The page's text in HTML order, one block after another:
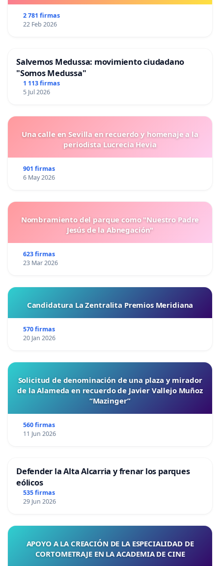
2 781 firmas
22 Feb 2026
Salvemos Medussa: movimiento ciudadano
"Somos Medussa"
1 113 firmas
5 Jul 2026
Una calle en Sevilla en recuerdo y homenaje a la
periodista Lucrecia Hevia
901 firmas
6 May 2026
Nombramiento del parque como "Nuestro Padre
Jesús de la Abnegación"
623 firmas
23 Mar 2026
Candidatura La Zentralita Premios Meridiana
570 firmas
20 Jan 2026
Solicitud de denominación de una plaza y mirador
de la Alameda en recuerdo de Javier Vallejo Muñoz
“Mazinger”
560 firmas
11 Jun 2026
Defender la Alta Alcarria y frenar los parques
eólicos
535 firmas
29 Jun 2026
APOYO A LA CREACIÓN DE LA ESPECIALIDAD DE
CORTOMETRAJE EN LA ACADEMIA DE CINE